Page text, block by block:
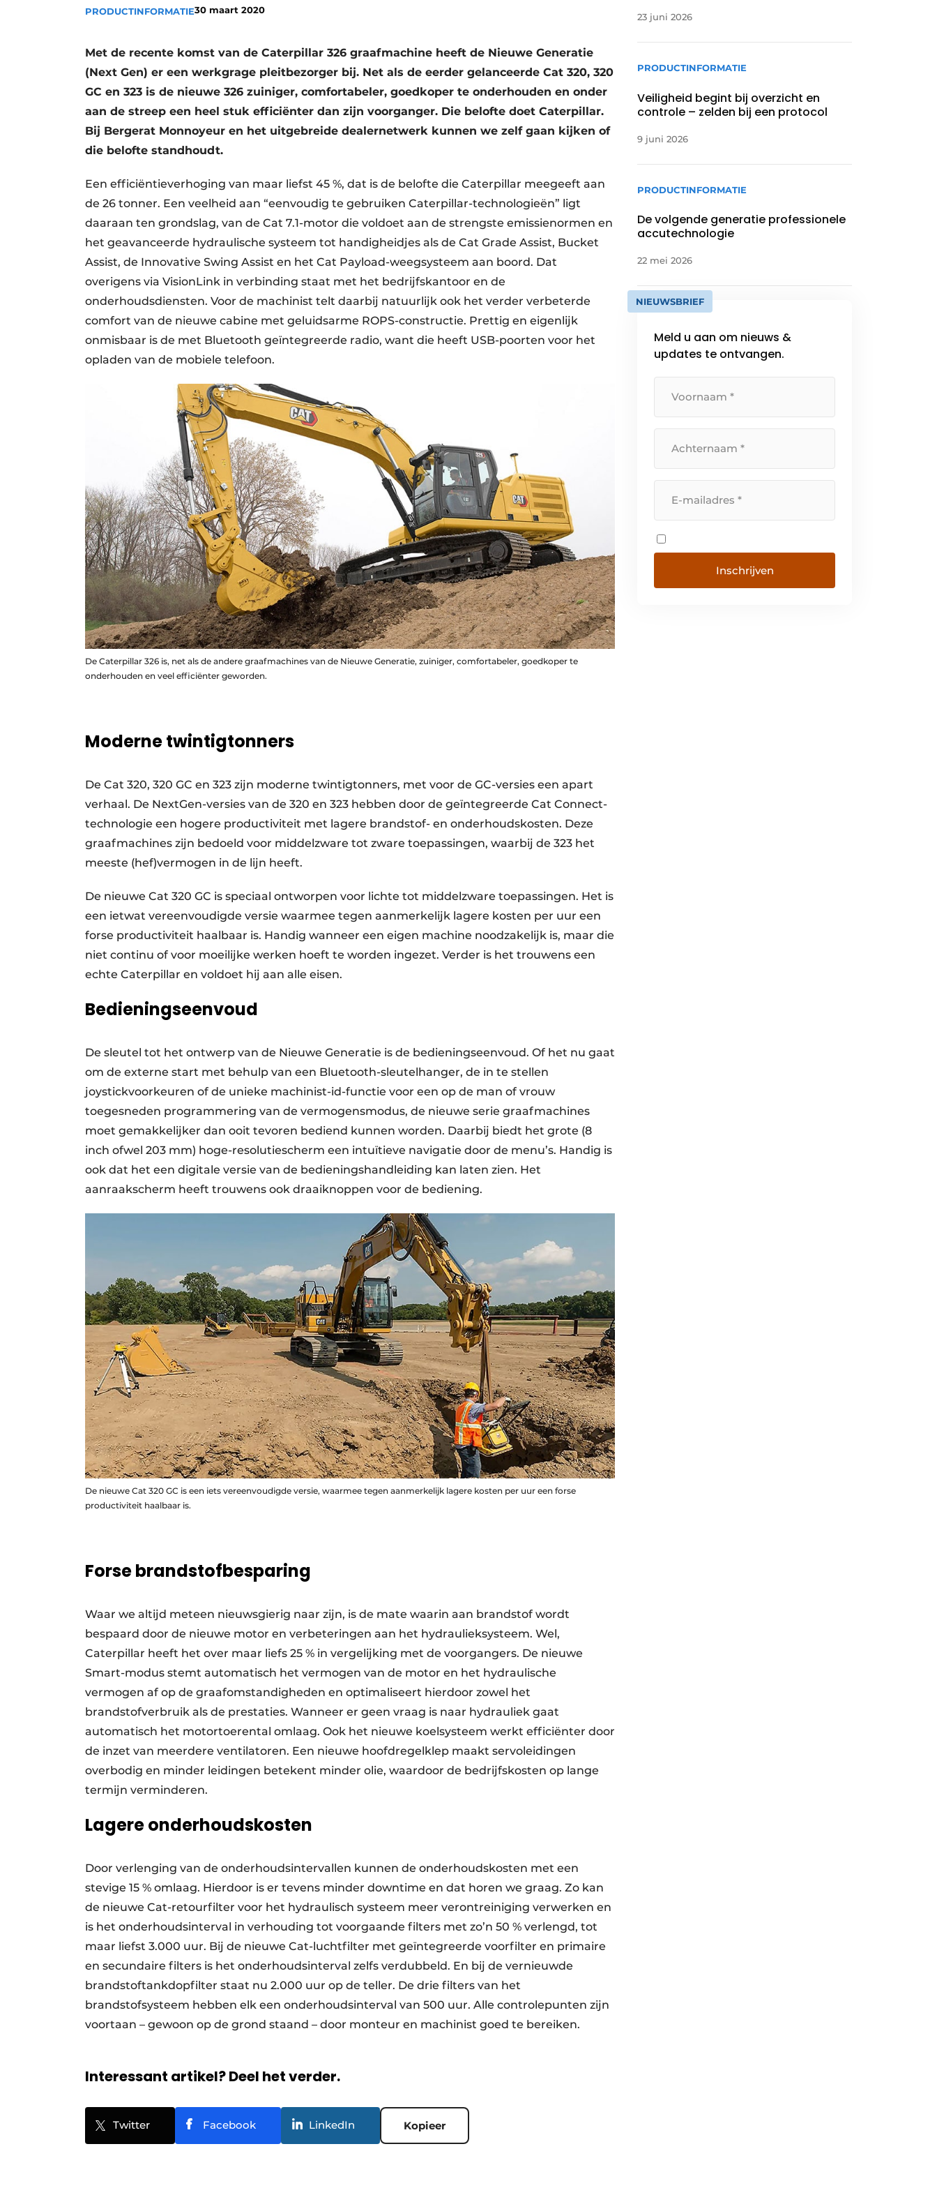
Vacature aanmelden
PRODUCTINFORMATIE30 maart 2020
Met de recente komst van de Caterpillar 326 graafmachine heeft de Nieuwe Generatie
(Next Gen) er een werkgrage pleitbezorger bij. Net als de eerder gelanceerde Cat 320, 320
GC en 323 is de nieuwe 326 zuiniger, comfortabeler, goedkoper te onderhouden en onder
aan de streep een heel stuk efficiënter dan zijn voorganger. Die belofte doet Caterpillar.
Bij Bergerat Monnoyeur en het uitgebreide dealernetwerk kunnen we zelf gaan kijken of
die belofte standhoudt.
Een efficiëntieverhoging van maar liefst 45 %, dat is de belofte die Caterpillar meegeeft aan
de 26 tonner. Een veelheid aan “eenvoudig te gebruiken Caterpillar-technologieën” ligt
daaraan ten grondslag, van de Cat 7.1-motor die voldoet aan de strengste emissienormen en
het geavanceerde hydraulische systeem tot handigheidjes als de Cat Grade Assist, Bucket
Assist, de Innovative Swing Assist en het Cat Payload-weegsysteem aan boord. Dat
overigens via VisionLink in verbinding staat met het bedrijfskantoor en de
onderhoudsdiensten. Voor de machinist telt daarbij natuurlijk ook het verder verbeterde
comfort van de nieuwe cabine met geluidsarme ROPS-constructie. Prettig en eigenlijk
onmisbaar is de met Bluetooth geïntegreerde radio, want die heeft USB-poorten voor het
opladen van de mobiele telefoon.
De Caterpillar 326 is, net als de andere graafmachines van de Nieuwe Generatie, zuiniger, comfortabeler, goedkoper te
onderhouden en veel efficiënter geworden.
Moderne twintigtonners
De Cat 320, 320 GC en 323 zijn moderne twintigtonners, met voor de GC-versies een apart
verhaal. De NextGen-versies van de 320 en 323 hebben door de geïntegreerde Cat Connect-
technologie een hogere productiviteit met lagere brandstof- en onderhoudskosten. Deze
graafmachines zijn bedoeld voor middelzware tot zware toepassingen, waarbij de 323 het
meeste (hef)vermogen in de lijn heeft.
De nieuwe Cat 320 GC is speciaal ontworpen voor lichte tot middelzware toepassingen. Het is
een ietwat vereenvoudigde versie waarmee tegen aanmerkelijk lagere kosten per uur een
forse productiviteit haalbaar is. Handig wanneer een eigen machine noodzakelijk is, maar die
niet continu of voor moeilijke werken hoeft te worden ingezet. Verder is het trouwens een
echte Caterpillar en voldoet hij aan alle eisen.
Bedieningseenvoud
De sleutel tot het ontwerp van de Nieuwe Generatie is de bedieningseenvoud. Of het nu gaat
om de externe start met behulp van een Bluetooth-sleutelhanger, de in te stellen
joystickvoorkeuren of de unieke machinist-id-functie voor een op de man of vrouw
toegesneden programmering van de vermogensmodus, de nieuwe serie graafmachines
moet gemakkelijker dan ooit tevoren bediend kunnen worden. Daarbij biedt het grote (8
inch ofwel 203 mm) hoge-resolutiescherm een intuïtieve navigatie door de menu’s. Handig is
ook dat het een digitale versie van de bedieningshandleiding kan laten zien. Het
aanraakscherm heeft trouwens ook draaiknoppen voor de bediening.
De nieuwe Cat 320 GC is een iets vereenvoudigde versie, waarmee tegen aanmerkelijk lagere kosten per uur een forse
productiviteit haalbaar is.
Forse brandstofbesparing
Waar we altijd meteen nieuwsgierig naar zijn, is de mate waarin aan brandstof wordt
bespaard door de nieuwe motor en verbeteringen aan het hydraulieksysteem. Wel,
Caterpillar heeft het over maar liefs 25 % in vergelijking met de voorgangers. De nieuwe
Smart-modus stemt automatisch het vermogen van de motor en het hydraulische
vermogen af op de graafomstandigheden en optimaliseert hierdoor zowel het
brandstofverbruik als de prestaties. Wanneer er geen vraag is naar hydrauliek gaat
automatisch het motortoerental omlaag. Ook het nieuwe koelsysteem werkt efficiënter door
de inzet van meerdere ventilatoren. Een nieuwe hoofdregelklep maakt servoleidingen
overbodig en minder leidingen betekent minder olie, waardoor de bedrijfskosten op lange
termijn verminderen.
Lagere onderhoudskosten
Door verlenging van de onderhoudsintervallen kunnen de onderhoudskosten met een
stevige 15 % omlaag. Hierdoor is er tevens minder downtime en dat horen we graag. Zo kan
de nieuwe Cat-retourfilter voor het hydraulisch systeem meer verontreiniging verwerken en
is het onderhoudsinterval in verhouding tot voorgaande filters met zo’n 50 % verlengd, tot
maar liefst 3.000 uur. Bij de nieuwe Cat-luchtfilter met geïntegreerde voorfilter en primaire
en secundaire filters is het onderhoudsinterval zelfs verdubbeld. En bij de vernieuwde
brandstoftankdopfilter staat nu 2.000 uur op de teller. De drie filters van het
brandstofsysteem hebben elk een onderhoudsinterval van 500 uur. Alle controlepunten zijn
voortaan – gewoon op de grond staand – door monteur en machinist goed te bereiken.
Interessant artikel? Deel het verder.
Twitter Facebook LinkedIn Kopieer
23 juni 2026
PRODUCTINFORMATIE
Veiligheid begint bij overzicht en
controle – zelden bij een protocol
9 juni 2026
PRODUCTINFORMATIE
De volgende generatie professionele
accutechnologie
22 mei 2026
NIEUWSBRIEF
Meld u aan om nieuws &
updates te ontvangen.